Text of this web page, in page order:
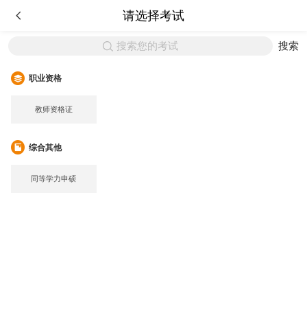
请选择考试
搜索您的考试 搜索
职业资格
教师资格证
综合其他
同等学力申硕